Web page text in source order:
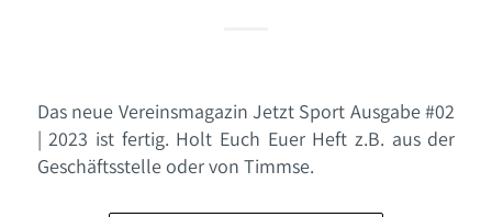
Das neue Vereinsmagazin Jetzt Sport Ausgabe #02
| 2023 ist fertig. Holt Euch Euer Heft z.B. aus der
Geschäftsstelle oder von Timmse.